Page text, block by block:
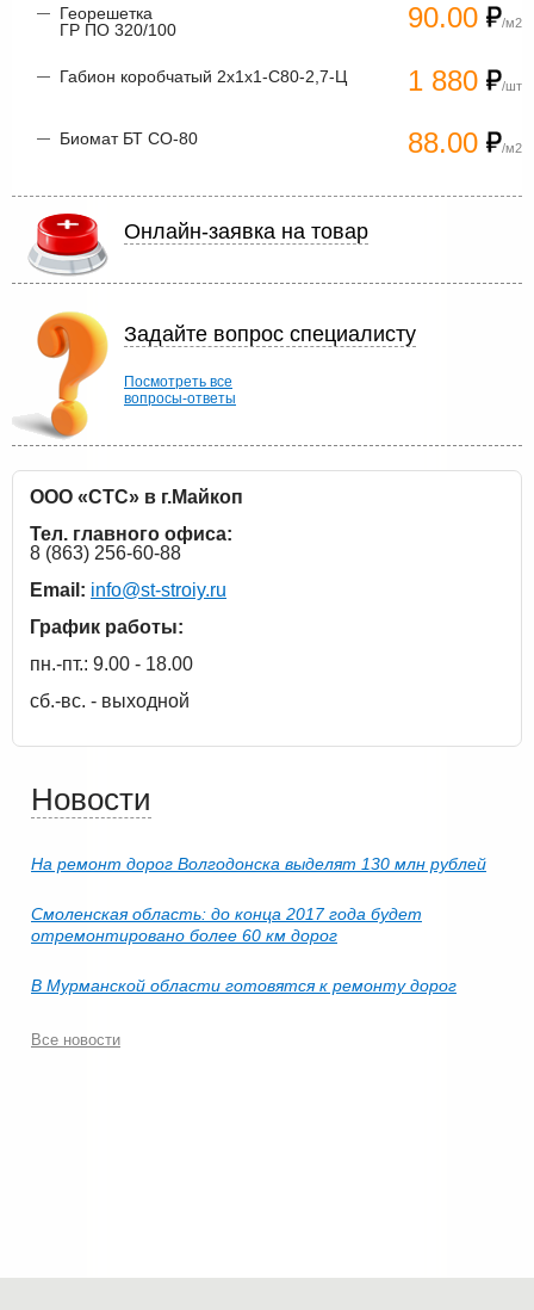
90.00 /м2
Георешетка
ГР ПО 320/100
1 880 /шт
Габион коробчатый 2х1х1-С80-2,7-Ц
88.00 /м2
Биомат БТ СО-80
Онлайн-заявка на товар
Задайте вопрос специалисту
Посмотреть все
вопросы-ответы
ООО «СТС» в г.Майкоп
Тел. главного офиса:
8 (863) 256-60-88
Email: info@st-stroiy.ru
График работы:
пн.-пт.: 9.00 - 18.00
сб.-вс. - выходной
Новости
На ремонт дорог Волгодонска выделят 130 млн рублей
Смоленская область: до конца 2017 года будет
отремонтировано более 60 км дорог
В Мурманской области готовятся к ремонту дорог
Все новости